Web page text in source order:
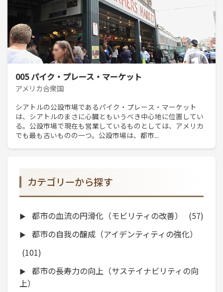
005 パイク・プレース・マーケット
アメリカ合衆国
シアトルの公設市場であるパイク・プレース・マーケット
は、シアトルのまさに心臓ともいうべき中心地に位置してい
る。公設市場で現在も営業しているものとしては、アメリカ
でも最も古いものの一つ。公設市場は、都市...
カテゴリーから探す
都市の血流の円滑化（モビリティの改善）
(57)
都市の自我の醸成（アイデンティティの強化）
(101)
都市の長寿力の向上（サステイナビリティの向
上）